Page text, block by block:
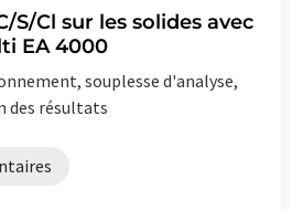
S/Cl sur les solides avec
EA 4000
souplesse d'analyse,
des résultats